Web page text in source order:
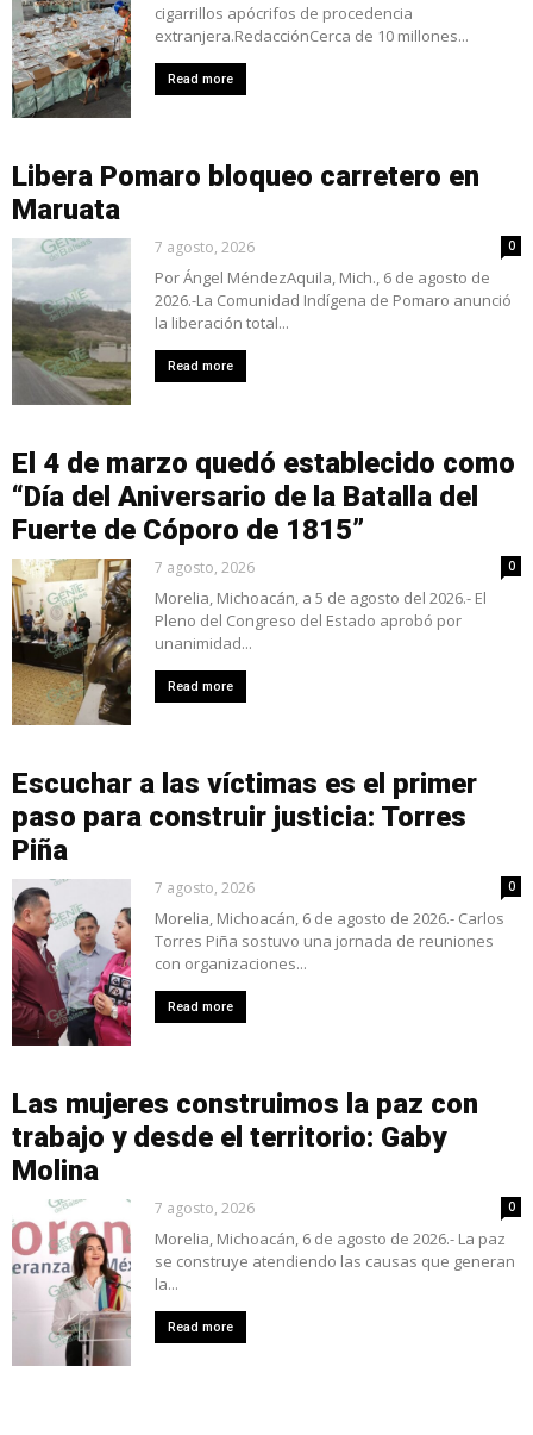
cigarrillos apócrifos de procedencia
extranjera.RedacciónCerca de 10 millones...
Read more
Libera Pomaro bloqueo carretero en
Maruata
7 agosto, 2026 0
Por Ángel MéndezAquila, Mich., 6 de agosto de
2026.-La Comunidad Indígena de Pomaro anunció
la liberación total...
Read more
El 4 de marzo quedó establecido como
“Día del Aniversario de la Batalla del
Fuerte de Cóporo de 1815”
7 agosto, 2026 0
Morelia, Michoacán, a 5 de agosto del 2026.- El
Pleno del Congreso del Estado aprobó por
unanimidad...
Read more
Escuchar a las víctimas es el primer
paso para construir justicia: Torres
Piña
7 agosto, 2026 0
Morelia, Michoacán, 6 de agosto de 2026.- Carlos
Torres Piña sostuvo una jornada de reuniones
con organizaciones...
Read more
Las mujeres construimos la paz con
trabajo y desde el territorio: Gaby
Molina
7 agosto, 2026 0
Morelia, Michoacán, 6 de agosto de 2026.- La paz
se construye atendiendo las causas que generan
la...
Read more